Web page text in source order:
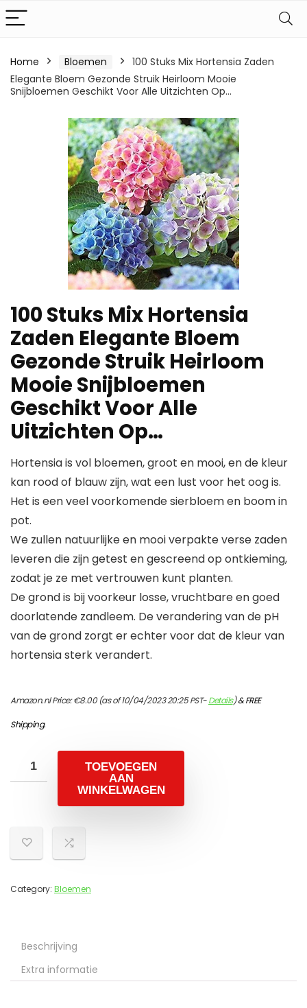
Home Bloemen
100 Stuks Mix Hortensia Zaden
Elegante Bloem Gezonde Struik Heirloom Mooie
Snijbloemen Geschikt Voor Alle Uitzichten Op…
100 Stuks Mix Hortensia
Zaden Elegante Bloem
Gezonde Struik Heirloom
Mooie Snijbloemen
Geschikt Voor Alle
Uitzichten Op…
Hortensia is vol bloemen, groot en mooi, en de kleur
kan rood of blauw zijn, wat een lust voor het oog is.
Het is een veel voorkomende sierbloem en boom in
pot.
We zullen natuurlijke en mooi verpakte verse zaden
leveren die zijn getest en gescreend op ontkieming,
zodat je ze met vertrouwen kunt planten.
De grond is bij voorkeur losse, vruchtbare en goed
doorlatende zandleem. De verandering van de pH
van de grond zorgt er echter voor dat de kleur van
hortensia sterk verandert.
Amazon.nl Price:€8.00(as of 10/04/2023 20:25 PST-Details)&FREE
Shipping.
TOEVOEGEN
AAN
WINKELWAGEN
Category: Bloemen
Beschrijving
Extra informatie